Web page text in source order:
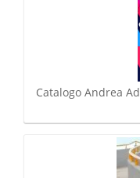
Catalogo Andrea